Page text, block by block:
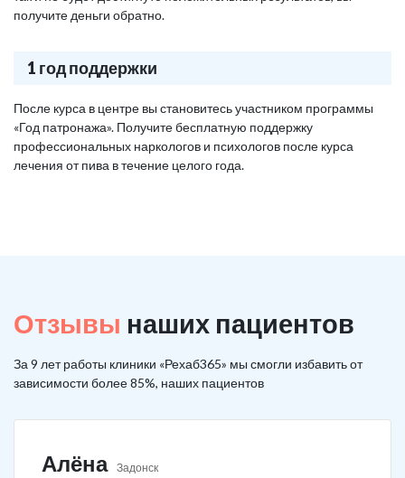
получите деньги обратно.
1 год поддержки
После курса в центре вы становитесь участником программы
«Год патронажа». Получите бесплатную поддержку
профессиональных наркологов и психологов после курса
лечения от пива в течение целого года.
Отзывы наших пациентов
За 9 лет работы клиники «Рехаб365» мы смогли избавить от
зависимости более 85%, наших пациентов
Алёна Задонск